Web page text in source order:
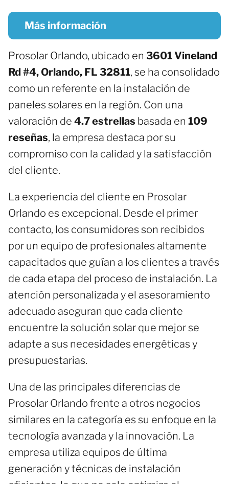
Más información
Prosolar Orlando, ubicado en 3601 Vineland
Rd #4, Orlando, FL 32811, se ha consolidado
como un referente en la instalación de
paneles solares en la región. Con una
valoración de 4.7 estrellas basada en 109
reseñas, la empresa destaca por su
compromiso con la calidad y la satisfacción
del cliente.
La experiencia del cliente en Prosolar
Orlando es excepcional. Desde el primer
contacto, los consumidores son recibidos
por un equipo de profesionales altamente
capacitados que guían a los clientes a través
de cada etapa del proceso de instalación. La
atención personalizada y el asesoramiento
adecuado aseguran que cada cliente
encuentre la solución solar que mejor se
adapte a sus necesidades energéticas y
presupuestarias.
Una de las principales diferencias de
Prosolar Orlando frente a otros negocios
similares en la categoría es su enfoque en la
tecnología avanzada y la innovación. La
empresa utiliza equipos de última
generación y técnicas de instalación